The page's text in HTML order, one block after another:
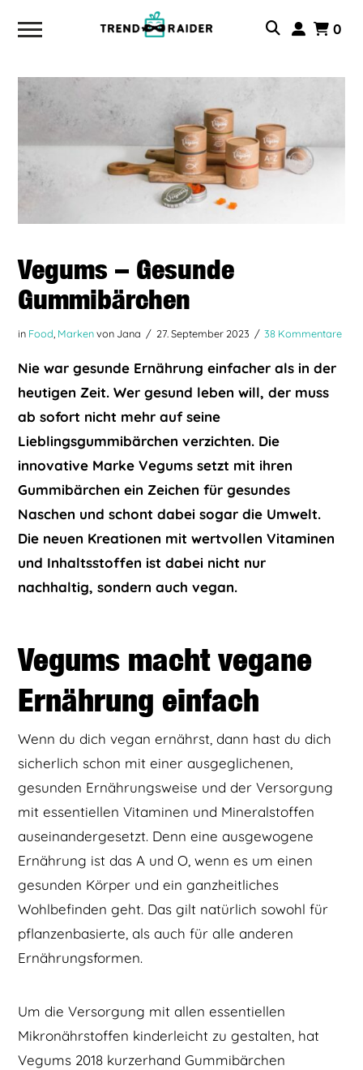
0
Vegums – Gesunde
Gummibärchen
in Food Markenvon Jana 27. September 2023 38 Kommentare
Nie war gesunde Ernährung einfacher als in der
heutigen Zeit. Wer gesund leben will, der muss
ab sofort nicht mehr auf seine
Lieblingsgummibärchen verzichten. Die
innovative Marke Vegums setzt mit ihren
Gummibärchen ein Zeichen für gesundes
Naschen und schont dabei sogar die Umwelt.
Die neuen Kreationen mit wertvollen Vitaminen
und Inhaltsstoffen ist dabei nicht nur
nachhaltig, sondern auch vegan.
Vegums macht vegane
Ernährung einfach
Wenn du dich vegan ernährst, dann hast du dich
sicherlich schon mit einer ausgeglichenen,
gesunden Ernährungsweise und der Versorgung
mit essentiellen Vitaminen und Mineralstoffen
auseinandergesetzt. Denn eine ausgewogene
Ernährung ist das A und O, wenn es um einen
gesunden Körper und ein ganzheitliches
Wohlbefinden geht. Das gilt natürlich sowohl für
pflanzenbasierte, als auch für alle anderen
Ernährungsformen.
Um die Versorgung mit allen essentiellen
Mikronährstoffen kinderleicht zu gestalten, hat
Vegums 2018 kurzerhand Gummibärchen